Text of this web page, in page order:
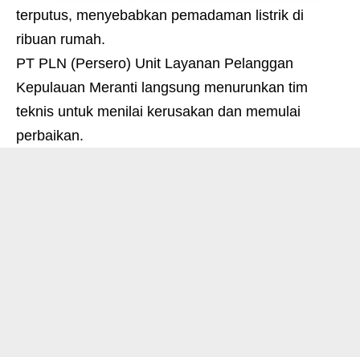
terputus, menyebabkan pemadaman listrik di
ribuan rumah.
PT PLN (Persero) Unit Layanan Pelanggan
Kepulauan Meranti langsung menurunkan tim
teknis untuk menilai kerusakan dan memulai
perbaikan.